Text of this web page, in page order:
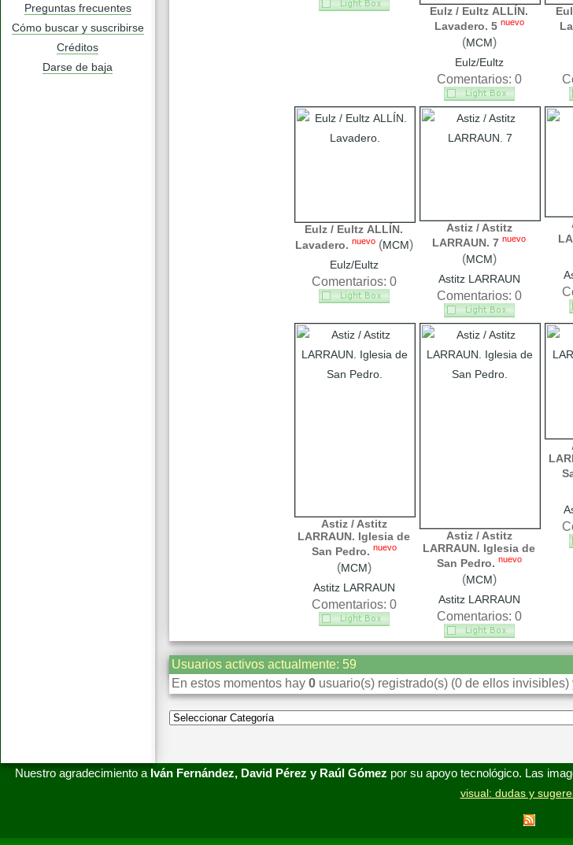
Preguntas frecuentes
Cómo buscar y suscribirse
Créditos
Darse de baja
Eulz / Eultz ALLÍN.
Lavadero. 5 nuevo
(MCM)
Eulz/Eultz
Comentarios: 0
Eulz / Eultz ALLÍN.
Lavadero. nuevo(MCM)
Eulz/Eultz
Comentarios: 0
Astiz / Astitz
LARRAUN. 7 nuevo
(MCM)
Astitz LARRAUN
Comentarios: 0
Astiz / Astitz
LARRAUN. Iglesia de
San Pedro. nuevo
(MCM)
Astitz LARRAUN
Comentarios: 0
Astiz / Astitz
LARRAUN. Iglesia de
San Pedro. nuevo
(MCM)
Astitz LARRAUN
Comentarios: 0
Usuarios activos actualmente: 59
En estos momentos hay 0 usuario(s) registrado(s) (0 de ellos invisibles)
Nuestro agradecimiento a Iván Fernández, David Pérez y Raúl Gómez por su apoyo tecnológico. Las
visual: dudas y